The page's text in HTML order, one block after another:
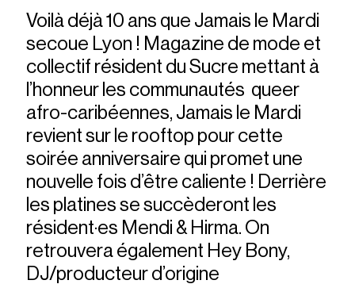
Voilà déjà 10 ans que Jamais le Mardi
secoue Lyon ! Magazine de mode et
collectif résident du Sucre mettant à
l’honneur les communautés queer
afro-caribéennes, Jamais le Mardi
revient sur le rooftop pour cette
soirée anniversaire qui promet une
nouvelle fois d’être caliente ! Derrière
les platines se succèderont les
résident·es Mendi & Hirma. On
retrouvera également Hey Bony,
DJ/producteur d’origine